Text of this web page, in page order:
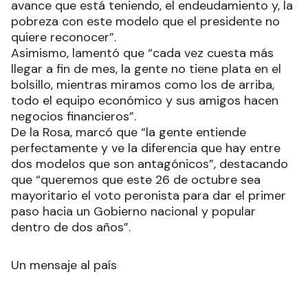
avance que está teniendo, el endeudamiento y, la
pobreza con este modelo que el presidente no
quiere reconocer”.
Asimismo, lamentó que “cada vez cuesta más
llegar a fin de mes, la gente no tiene plata en el
bolsillo, mientras miramos como los de arriba,
todo el equipo económico y sus amigos hacen
negocios financieros”.
De la Rosa, marcó que “la gente entiende
perfectamente y ve la diferencia que hay entre
dos modelos que son antagónicos”, destacando
que “queremos que este 26 de octubre sea
mayoritario el voto peronista para dar el primer
paso hacia un Gobierno nacional y popular
dentro de dos años”.
Un mensaje al país